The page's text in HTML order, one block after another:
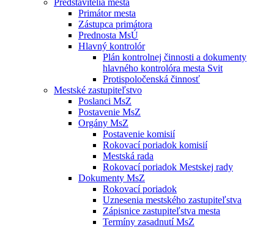
Predstavitelia mesta
Primátor mesta
Zástupca primátora
Prednosta MsÚ
Hlavný kontrolór
Plán kontrolnej činnosti a dokumenty
hlavného kontrolóra mesta Svit
Protispoločenská činnosť
Mestské zastupiteľstvo
Poslanci MsZ
Postavenie MsZ
Orgány MsZ
Postavenie komisií
Rokovací poriadok komisií
Mestská rada
Rokovací poriadok Mestskej rady
Dokumenty MsZ
Rokovací poriadok
Uznesenia mestského zastupiteľstva
Zápisnice zastupiteľstva mesta
Termíny zasadnutí MsZ